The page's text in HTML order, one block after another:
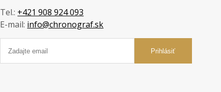
Tel.: +421 908 924 093
E-mail: info@chronograf.sk
Prihlásiť